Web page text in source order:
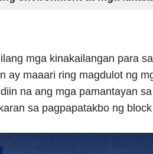
mga kinakailangan para
ay maaari ring magdulot ng
na ang mga pamantayan
sa pagpapatakbo ng